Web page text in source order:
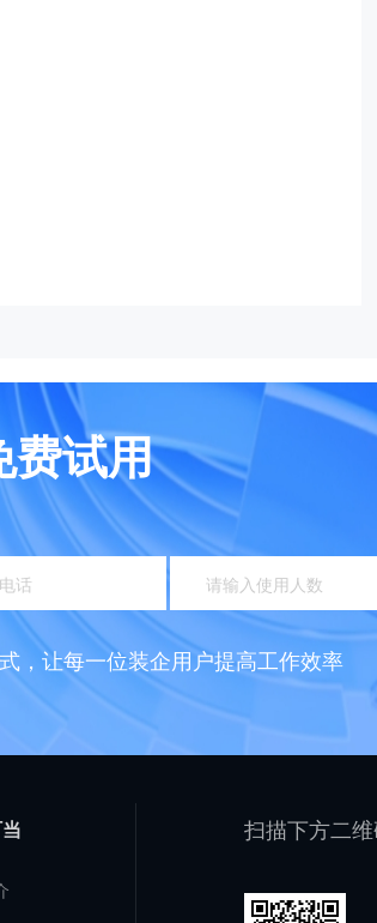
费试用
，让每一位装企用户提高工作效率
扫描下方二